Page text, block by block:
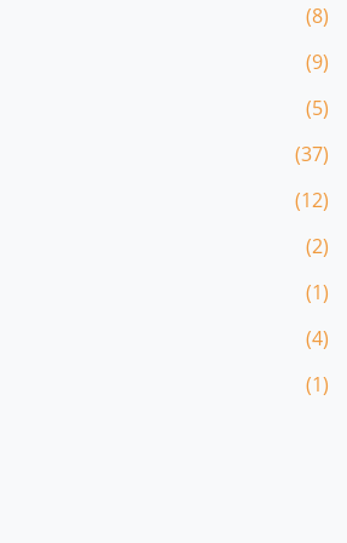
(8)
(9)
(5)
(37)
(12)
(2)
(1)
(4)
(1)